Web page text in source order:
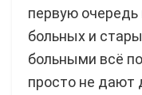
первую очередь
больных и
больными всё
просто не дают